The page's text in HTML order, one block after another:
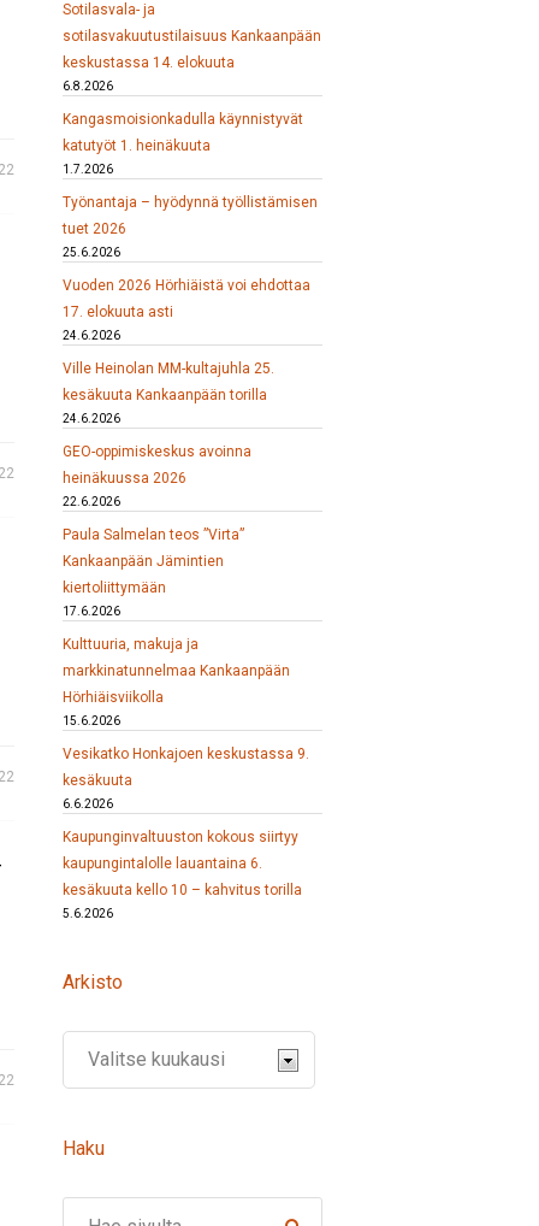
Sotilasvala- ja
sotilasvakuutustilaisuus Kankaanpään
keskustassa 14. elokuuta
6.8.2026
Kangasmoisionkadulla käynnistyvät
katutyöt 1. heinäkuuta
1.7.2026
Työnantaja – hyödynnä työllistämisen
tuet 2026
25.6.2026
Vuoden 2026 Hörhiäistä voi ehdottaa
17. elokuuta asti
24.6.2026
Ville Heinolan MM-kultajuhla 25.
kesäkuuta Kankaanpään torilla
24.6.2026
GEO-oppimiskeskus avoinna
heinäkuussa 2026
22.6.2026
Paula Salmelan teos ”Virta”
Kankaanpään Jämintien
kiertoliittymään
17.6.2026
Kulttuuria, makuja ja
markkinatunnelmaa Kankaanpään
Hörhiäisviikolla
15.6.2026
Vesikatko Honkajoen keskustassa 9.
kesäkuuta
6.6.2026
Kaupunginvaltuuston kokous siirtyy
kaupungintalolle lauantaina 6.
kesäkuuta kello 10 – kahvitus torilla
5.6.2026
Arkisto
Haku